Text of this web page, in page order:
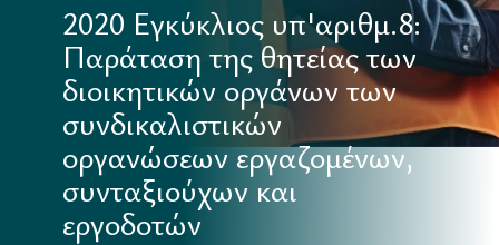
2020 Εγκύκλιος υπ'αριθμ.8:
Παράταση της θητείας των
διοικητικών οργάνων των
συνδικαλιστικών
οργανώσεων εργαζομένων,
συνταξιούχων και
εργοδοτών